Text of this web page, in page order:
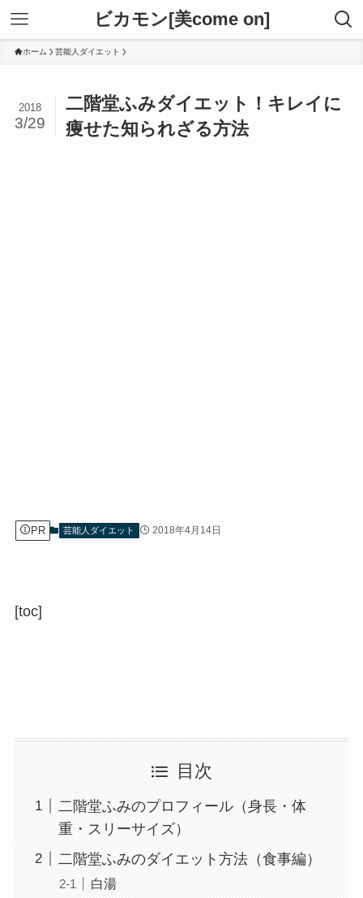
ビカモン[美come on]
ホーム 芸能人ダイエット
二階堂ふみダイエット！キレイに
痩せた知られざる方法
2018
3/29
PR 芸能人ダイエット 2018年4月14日
[toc]
目次
二階堂ふみのプロフィール（身長・体
重・スリーサイズ）
二階堂ふみのダイエット方法（食事編）
白湯